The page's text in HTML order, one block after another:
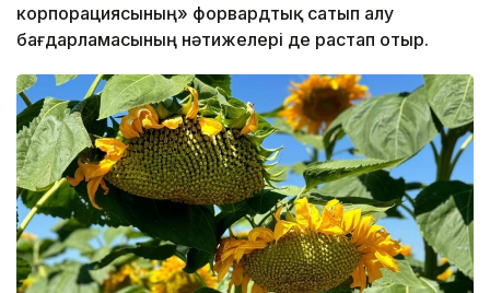
корпорациясының» форвардтық сатып алу
бағдарламасының нәтижелері де растап отыр.